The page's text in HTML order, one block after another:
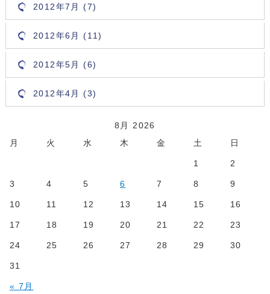
2012年7月 (7)
2012年6月 (11)
2012年5月 (6)
2012年4月 (3)
8月 2026
月
火 水 木 金 土 日
« 7月
1 2
3 4 5 6 7 8 9
10 11 12 13 14 15 16
17 18 19 20 21 22 23
24 25 26 27 28 29 30
31